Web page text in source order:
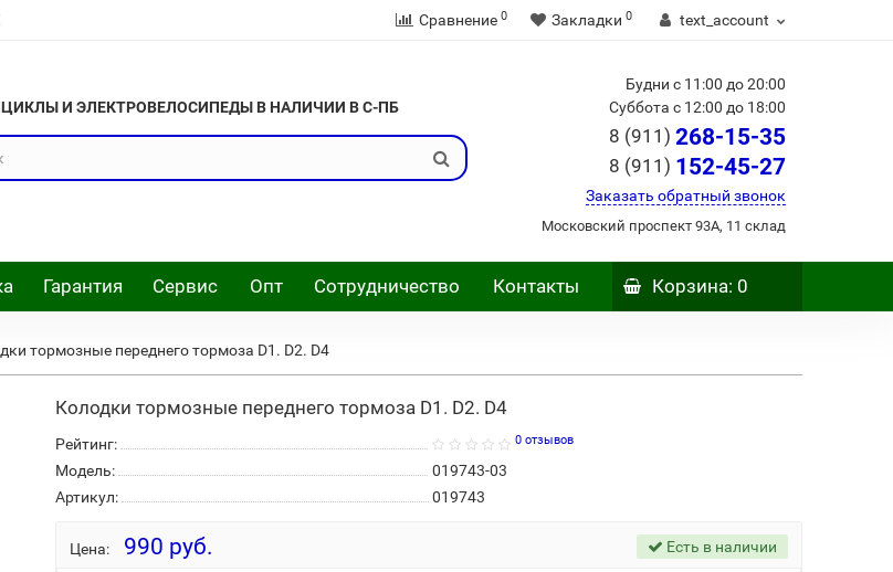
Сравнение 0 Закладки 0 text_account
И ЭЛЕКТРОВЕЛОСИПЕДЫ В НАЛИЧИИ В С-ПБ
Будни с 11:00 до 20:00
Суббота с 12:00 до 18:00
8 (911) 268-15-35
8 (911) 152-45-27
Заказать обратный звонок
Московский проспект 93А, 11 склад
Гарантия Сервис Опт Сотрудничество Контакты Корзина: 0
тормозные переднего тормоза D1. D2. D4
Колодки тормозные переднего тормоза D1. D2. D4
Рейтинг: 0 отзывов
Модель:
019743-03
Артикул:
019743
Цена: 990 руб. Есть в наличии